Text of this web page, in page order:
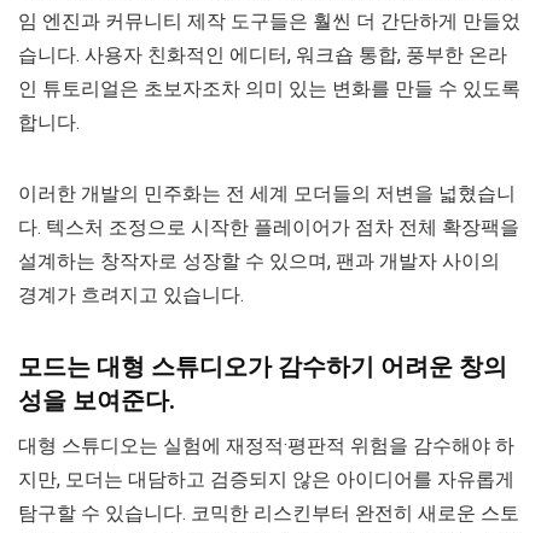
임 엔진과 커뮤니티 제작 도구들은 훨씬 더 간단하게 만들었
습니다. 사용자 친화적인 에디터, 워크숍 통합, 풍부한 온라
인 튜토리얼은 초보자조차 의미 있는 변화를 만들 수 있도록
합니다.
이러한 개발의 민주화는 전 세계 모더들의 저변을 넓혔습니
다. 텍스처 조정으로 시작한 플레이어가 점차 전체 확장팩을
설계하는 창작자로 성장할 수 있으며, 팬과 개발자 사이의
경계가 흐려지고 있습니다.
모드는 대형 스튜디오가 감수하기 어려운 창의
성을 보여준다.
대형 스튜디오는 실험에 재정적·평판적 위험을 감수해야 하
지만, 모더는 대담하고 검증되지 않은 아이디어를 자유롭게
탐구할 수 있습니다. 코믹한 리스킨부터 완전히 새로운 스토